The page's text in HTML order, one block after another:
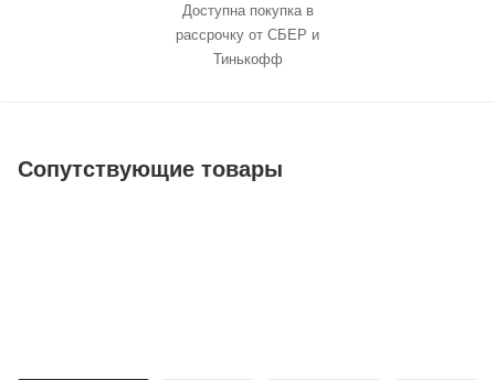
Доступна покупка в
рассрочку от СБЕР и
Тинькофф
Сопутствующие товары